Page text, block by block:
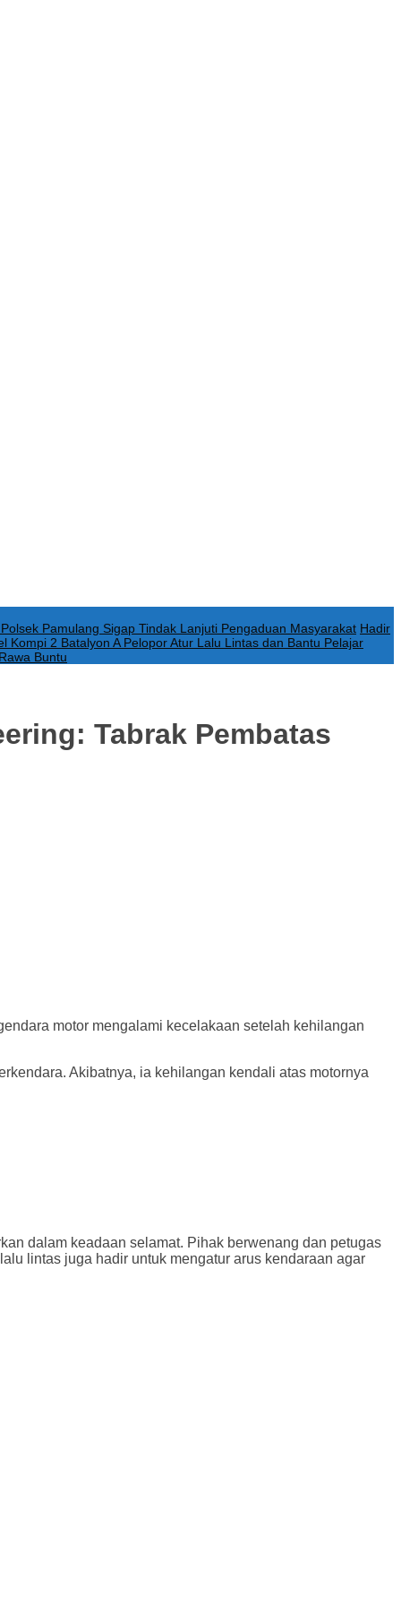
Pamulang Sigap Tindak Lanjuti Pengaduan Masyarakat Hadir
Kompi 2 Batalyon A Pelopor Atur Lalu Lintas dan Bantu Pelajar
Buntu
Tabrak Pembatas
motor mengalami kecelakaan setelah kehilangan
Akibatnya, ia kehilangan kendali atas motornya
dalam keadaan selamat. Pihak berwenang dan petugas
lintas juga hadir untuk mengatur arus kendaraan agar